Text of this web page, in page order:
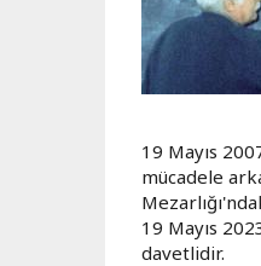
19 Mayıs
mücadele
19 Mayıs
davetlidir.